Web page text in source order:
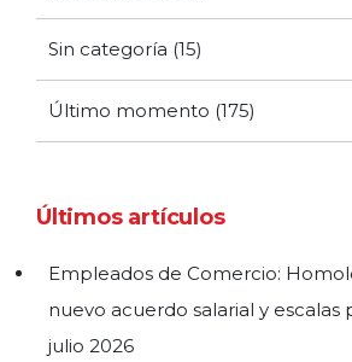
Sin categoría (15)
Último momento (175)
Últimos artículos
Empleados de Comercio:
nuevo acuerdo salarial y escalas
julio 2026